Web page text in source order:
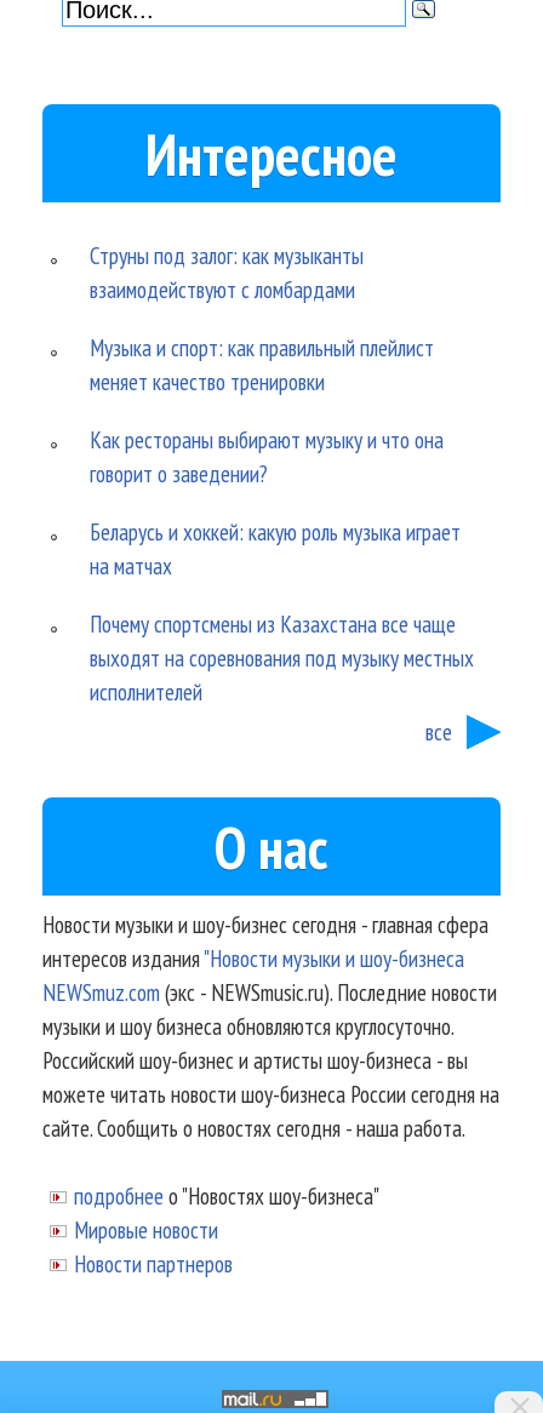
Интересное
Струны под залог: как музыканты
взаимодействуют с ломбардами
Музыка и спорт: как правильный плейлист
меняет качество тренировки
Как рестораны выбирают музыку и что она
говорит о заведении?
Беларусь и хоккей: какую роль музыка играет
на матчах
Почему спортсмены из Казахстана все чаще
выходят на соревнования под музыку местных
исполнителей
все
О нас
Новости музыки и шоу-бизнес сегодня - главная сфера
интересов издания"Новости музыки и шоу-бизнеса
NEWSmuz.com(экс - NEWSmusic.ru). Последние новости
музыки и шоу бизнеса обновляются круглосуточно.
Российский шоу-бизнес и артисты шоу-бизнеса - вы
можете читать новости шоу-бизнеса России сегодня на
сайте. Сообщить о новостях сегодня - наша работа.
подробнее о "Новостях шоу-бизнеса"
Мировые новости
Новости партнеров